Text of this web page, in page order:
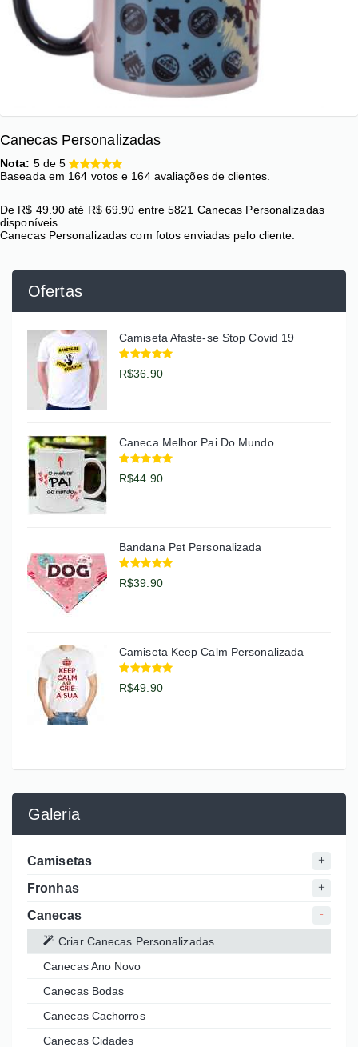
Canecas Personalizadas
Nota: 5de5
Baseada em 164 votos e 164avaliações de clientes.
De R$ 49.90 até R$ 69.90 entre5821 Canecas Personalizadas
disponíveis.
Canecas Personalizadas com fotos enviadas pelo cliente.
Ofertas
Camiseta Afaste-se Stop Covid 19
R$36.90
Caneca Melhor Pai Do Mundo
R$44.90
Bandana Pet Personalizada
R$39.90
Camiseta Keep Calm Personalizada
R$49.90
Galeria
Camisetas
Fronhas
Canecas
Criar Canecas Personalizadas
Canecas Ano Novo
Canecas Bodas
Canecas Cachorros
Canecas Cidades